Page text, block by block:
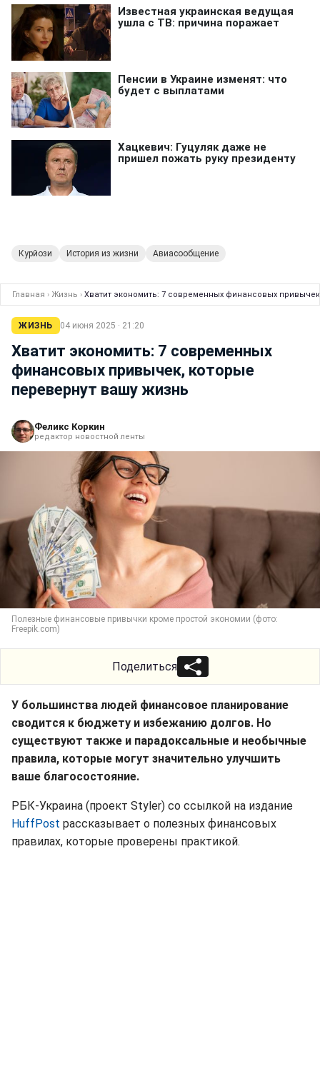
Курйози История из жизни Авиасообщение
Главная › Жизнь › Хватит экономить: 7 современных финансовых
ЖИЗНЬ 04 июня 2025 · 21:20
Хватит экономить: 7 современных
финансовых привычек, которые
перевернут вашу жизнь
Феликс Коркин
редактор новостной ленты
Полезные финансовые привычки кроме простой экономии (фото:
Freepik.com)
Поделиться
У большинства людей финансовое планирование
сводится к бюджету и избежанию долгов. Но
существуют также и парадоксальные и необычные
правила, которые могут значительно улучшить
ваше благосостояние.
РБК-Украина (проект Styler) со ссылкой на издание
HuffPost рассказывает о полезных финансовых
правилах, которые проверены практикой.